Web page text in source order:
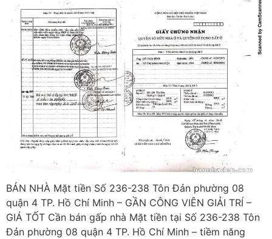
BÁN NHÀ Mặt tiền Số 236-238 Tôn Đản phường 08
quận 4 TP. Hồ Chí Minh – GẦN CÔNG VIÊN GIẢI TRÍ –
GIÁ TỐT Cần bán gấp nhà Mặt tiền tại Số 236-238 Tôn
Đản phường 08 quận 4 TP. Hồ Chí Minh – tiềm năng